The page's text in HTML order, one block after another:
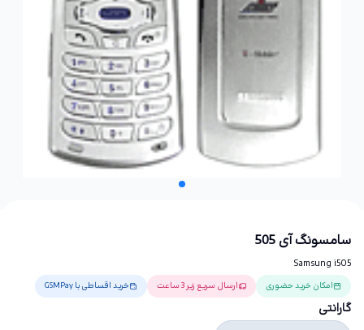
سامسونگ آی 505
Samsung i505
امکان خرید حضوری ارسال سریع زیر 3 ساعت خرید اقساطی با GSMPay
گارانتی